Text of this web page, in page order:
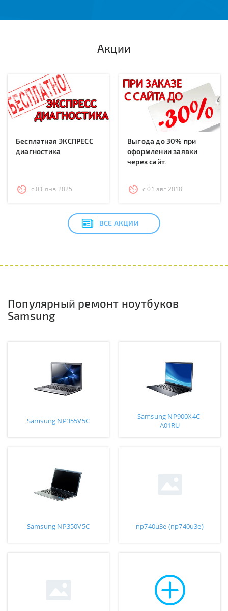
Акции
Бесплатная ЭКСПРЕСС
диагностика
с 01 янв 2025
Выгода до 30% при
оформлении заявки
через сайт.
с 01 авг 2018
ВСЕ АКЦИИ
Популярный ремонт ноутбуков
Samsung
Samsung NP355V5C
Samsung NP900X4C-
A01RU
Samsung NP350V5C np740u3e (np740u3e)